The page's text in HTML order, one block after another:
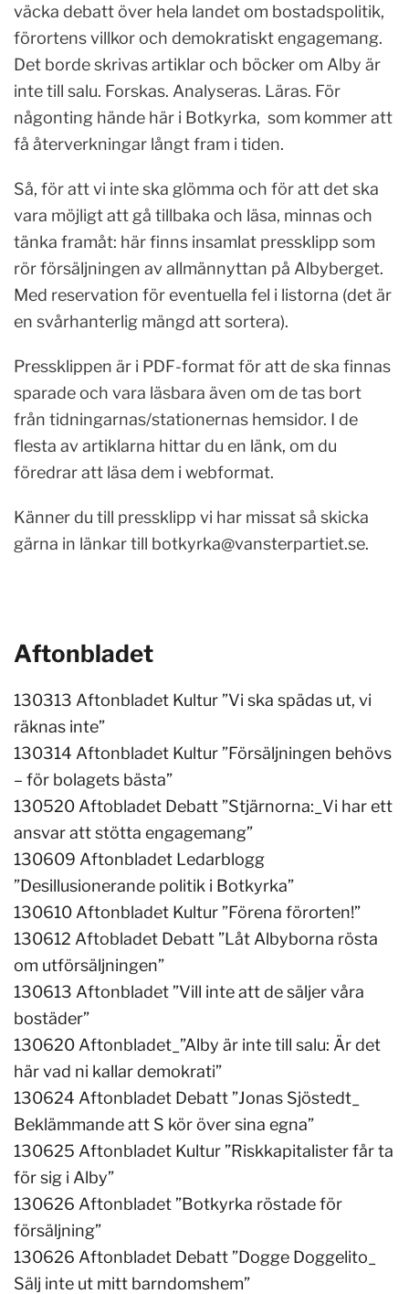
väcka debatt över hela landet om bostadspolitik,
förortens villkor och demokratiskt engagemang.
Det borde skrivas artiklar och böcker om Alby är
inte till salu. Forskas. Analyseras. Läras. För
någonting hände här i Botkyrka, som kommer att
få återverkningar långt fram i tiden.
Så, för att vi inte ska glömma och för att det ska
vara möjligt att gå tillbaka och läsa, minnas och
tänka framåt: här finns insamlat pressklipp som
rör försäljningen av allmännyttan på Albyberget.
Med reservation för eventuella fel i listorna (det är
en svårhanterlig mängd att sortera).
Pressklippen är i PDF-format för att de ska finnas
sparade och vara läsbara även om de tas bort
från tidningarnas/stationernas hemsidor. I de
flesta av artiklarna hittar du en länk, om du
föredrar att läsa dem i webformat.
Känner du till pressklipp vi har missat så skicka
gärna in länkar till botkyrka@vansterpartiet.se.
Aftonbladet
130313 Aftonbladet Kultur ”Vi ska spädas ut, vi
räknas inte”
130314 Aftonbladet Kultur ”Försäljningen behövs
– för bolagets bästa”
130520 Aftobladet Debatt ”Stjärnorna:_Vi har ett
ansvar att stötta engagemang”
130609 Aftonbladet Ledarblogg
”Desillusionerande politik i Botkyrka”
130610 Aftonbladet Kultur ”Förena förorten!”
130612 Aftobladet Debatt ”Låt Albyborna rösta
om utförsäljningen”
130613 Aftonbladet ”Vill inte att de säljer våra
bostäder”
130620 Aftonbladet_”Alby är inte till salu: Är det
här vad ni kallar demokrati”
130624 Aftonbladet Debatt ”Jonas Sjöstedt_
Beklämmande att S kör över sina egna”
130625 Aftonbladet Kultur ”Riskkapitalister får ta
för sig i Alby”
130626 Aftonbladet ”Botkyrka röstade för
försäljning”
130626 Aftonbladet Debatt ”Dogge Doggelito_
Sälj inte ut mitt barndomshem”